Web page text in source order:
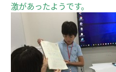
激があったようです。